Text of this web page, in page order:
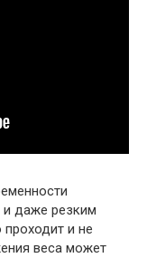
и даже резким
и не
веса может